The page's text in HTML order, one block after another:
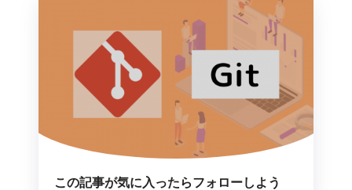
この記事が気に入ったらフォローしよう